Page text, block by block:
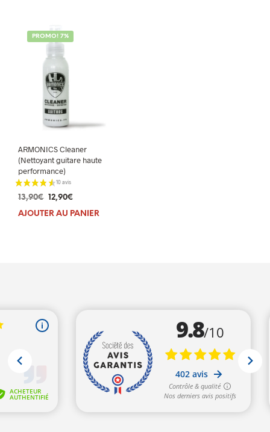
PROMO! 7%
ARMONICS Cleaner
(Nettoyant guitare haute
performance)
13,90€ Le
prix
12,90€
prix
AJOUTER AU PANIER